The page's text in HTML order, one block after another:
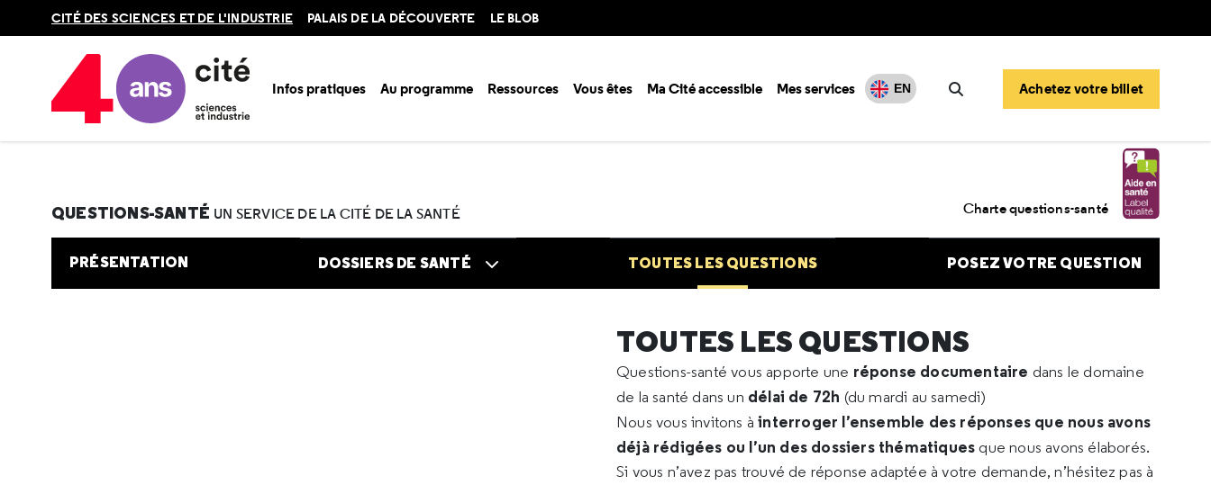
en
CITÉ DES SCIENCES ET DE L'INDUSTRIE PALAIS DE LA DÉCOUVERTE LE BLOB
Infos pratiques Au programme Ressources Vous êtes Ma Cité accessible Mes services EN
Rechercher
Achetez votre billet
Accueil Au programme
QUESTIONS-SANTÉ UN SERVICE DE LA CITÉ DE LA SANTÉ Charte questions-santé
PRÉSENTATION DOSSIERS DE SANTÉ TOUTES LES QUESTIONS POSEZ VOTRE QUESTION
TOUTES LES QUESTIONS
Questions-santé vous apporte une réponse documentaire dans le domaine
de la santé dans un délai de 72h (du mardi au samedi)
Nous vous invitons àinterroger l’ensemble des réponses que nous avons
déjà rédigées ou l’un des dossiers thématiques que nous avons élaborés.
Si vous n’avez pas trouvé de réponse adaptée à votre demande, n’hésitez pas à